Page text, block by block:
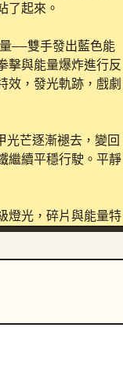
了起來。
——雙手發出藍色能
擊與能量爆炸進行反
效，發光軌跡，戲劇
芒逐漸褪去，變回
繼續平穩行駛。平靜
燈光，碎片與能量特
的 24fps 動態。